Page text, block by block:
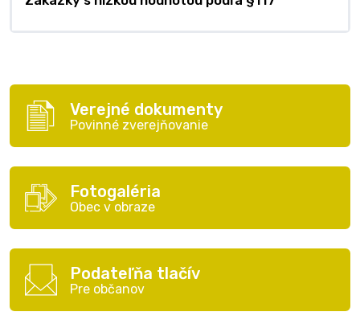
Verejné dokumenty
Povinné zverejňovanie
Fotogaléria
Obec v obraze
Podateľňa tlačív
Pre občanov